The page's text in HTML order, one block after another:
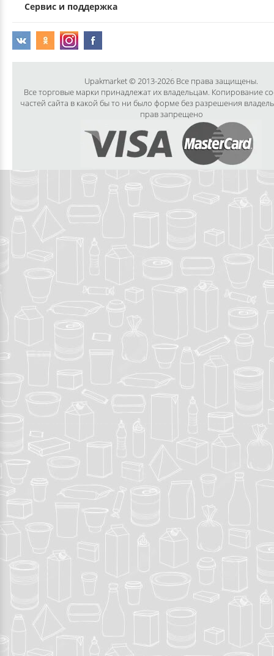
Сервис и поддержка
Upakmarket © 2013-2026 Все права защищены.
Все торговые марки принадлежат их владельцам. Копирование
частей сайта в какой бы то ни было форме без разрешения
прав запрещено